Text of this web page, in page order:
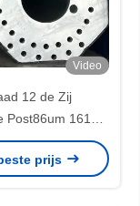
Video
12 de Zij
Post86um 161kv
Power met
prijs